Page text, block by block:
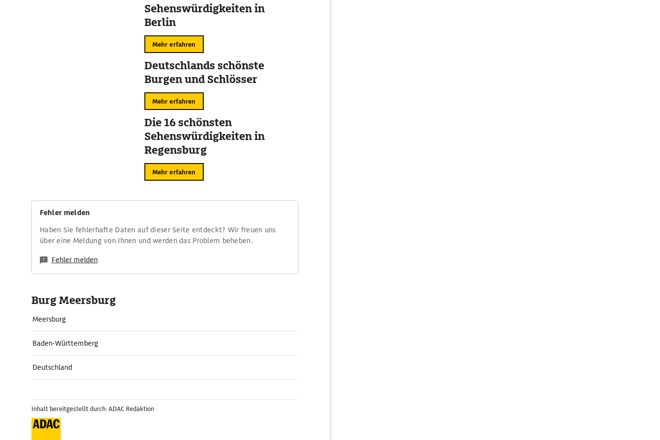
Sehenswürdigkeiten in
Berlin
Mehr erfahren
Deutschlands schönste
Burgen und Schlösser
Mehr erfahren
Die 16 schönsten
Sehenswürdigkeiten in
Regensburg
Mehr erfahren
Fehler melden
Haben Sie fehlerhafte Daten auf dieser Seite entdeckt? Wir freuen uns
über eine Meldung von Ihnen und werden das Problem beheben.
Fehler melden
Burg Meersburg
Meersburg
Baden-Württemberg
Deutschland
Inhalt bereitgestellt durch: ADAC Redaktion